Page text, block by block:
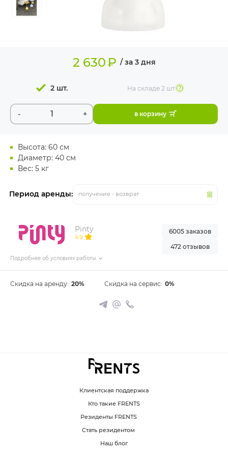
ИЗДЕЛИЯ ДЛЯ
Высота: 60 см
Диаметр: 40 см
Вес: 5 кг
Период аренды: получение - возврат
2 630₽ / за 3 дня
- +
2 шт. На складе 2 шт
в корзину
Pinty
4.9
Подробнее об условиях работы
6005 заказов
472 отзывов
Скидка на аренду: 20% Скидка на сервис: 0%
Клиентская поддержка
Кто такие FRENTS
Резиденты FRENTS
Стать резидентом
Наш блог